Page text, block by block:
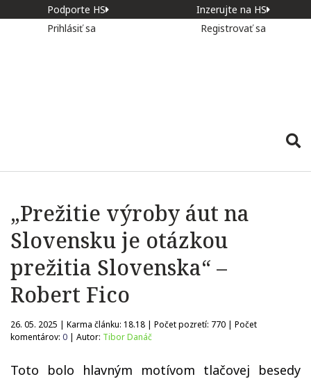
Podporte HS
Inzerujte na HS
Prihlásiť sa
Registrovať sa
„Prežitie výroby áut na
Slovensku je otázkou
prežitia Slovenska“ –
Robert Fico
26. 05. 2025 | Karma článku: 18.18 | Počet pozretí: 770 | Počet
komentárov: 0 | Autor: Tibor Danáč
Toto bolo hlavným motívom tlačovej besedy